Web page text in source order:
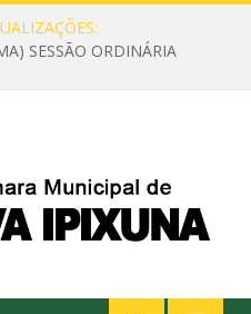
SESSÃO ORDINÁRIA